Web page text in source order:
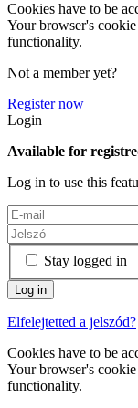
Cookies have to be
Your browser's
functionality.
Not a member yet?
Register now
Login
Available for
Log in to use this
Stay logged in
Elfelejtetted a jelszód?
Cookies have to be
Your browser's
functionality.